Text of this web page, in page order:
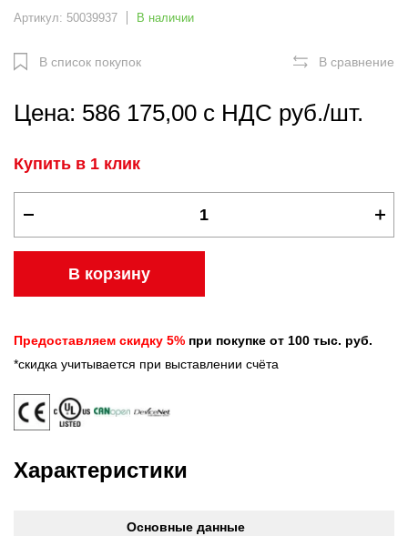
Артикул: 50039937 В наличии
В список покупок В сравнение
Цена: 586 175,00 с НДС руб./шт.
Купить в 1 клик
В корзину
Предоставляем скидку 5% при покупке от 100 тыс. руб.
*скидка учитывается при выставлении счёта
Характеристики
Основные данные